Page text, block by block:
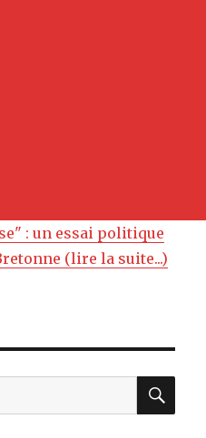
: un essai politique
(lire la suite...)